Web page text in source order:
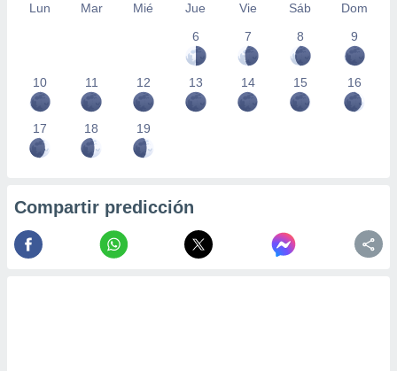
Lun Mar Mié Jue Vie Sáb
Dom
6
7 8 9
10 11 12 13 14 15 16
17 18 19
Compartir predicción